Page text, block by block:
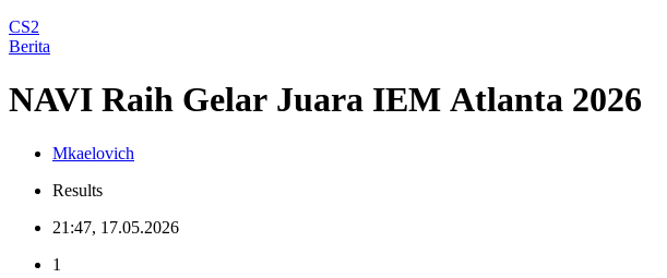
CS2
Berita
NAVI Raih Gelar Juara IEM Atlanta 2026
Mkaelovich
Results
21:47, 17.05.2026
1